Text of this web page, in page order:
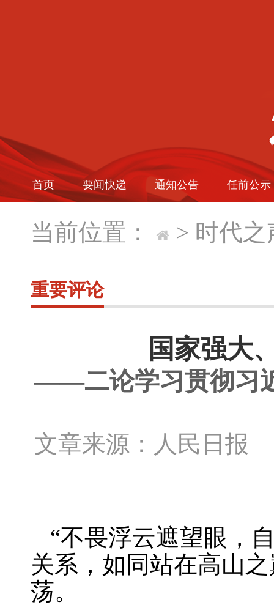
首页 要闻快递 通知公告 任前公示
当前位置： > 时代之
重要评论
国家强大
——二论学习贯彻习
文章来源：人民日
“不畏浮云遮望眼，
关系，如同站在高山
荡。